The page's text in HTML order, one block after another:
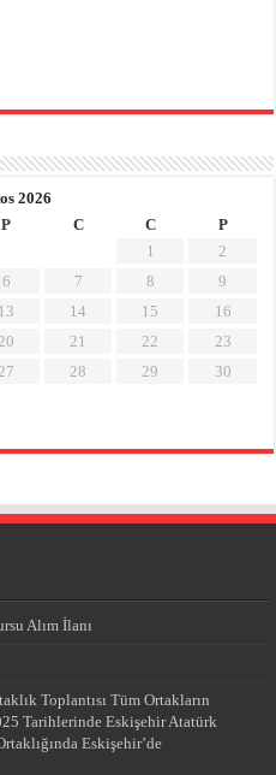
2026
P C C
P
1
2
6 7 8
9
13 14 15
16
20 21 22
23
27 28 29
30
Alım İlanı
Toplantısı Tüm Ortakların
Tarihlerinde Eskişehir Atatürk
Eskişehir’de